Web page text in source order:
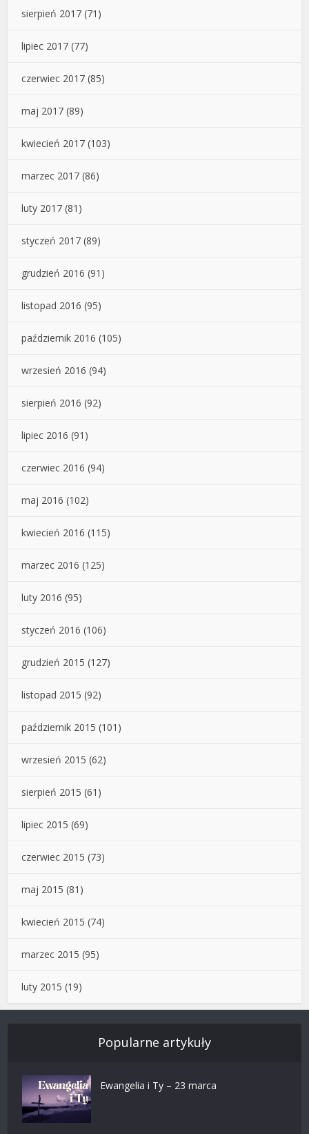
sierpień 2017 (71)
lipiec 2017 (77)
czerwiec 2017 (85)
maj 2017 (89)
kwiecień 2017 (103)
marzec 2017 (86)
luty 2017 (81)
styczeń 2017 (89)
grudzień 2016 (91)
listopad 2016 (95)
październik 2016 (105)
wrzesień 2016 (94)
sierpień 2016 (92)
lipiec 2016 (91)
czerwiec 2016 (94)
maj 2016 (102)
kwiecień 2016 (115)
marzec 2016 (125)
luty 2016 (95)
styczeń 2016 (106)
grudzień 2015 (127)
listopad 2015 (92)
październik 2015 (101)
wrzesień 2015 (62)
sierpień 2015 (61)
lipiec 2015 (69)
czerwiec 2015 (73)
maj 2015 (81)
kwiecień 2015 (74)
marzec 2015 (95)
luty 2015 (19)
Popularne artykuły
Ewangelia i Ty – 23 marca